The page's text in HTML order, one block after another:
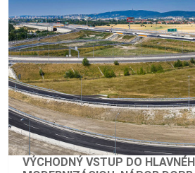
VÝCHODNÝ VSTUP DO